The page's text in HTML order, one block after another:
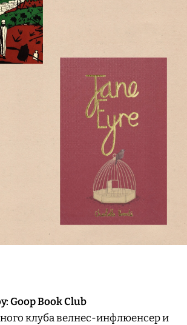
Goop Book Club
клуба велнес-инфлюенсер и